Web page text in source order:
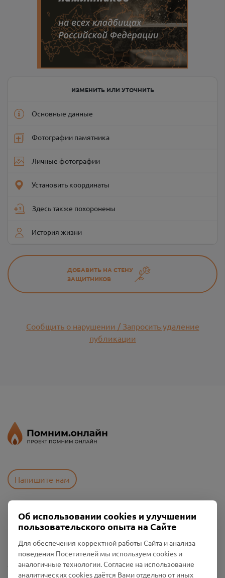
ИЗМЕНИТЬ ИЛИ УТОЧНИТЬ
Основные данные
Фотографии памятника
Личные фотографии
Установить координаты
Здесь также похоронены
История жизни
ДОБАВИТЬ НА СТЕНУ
ЗАЩИТНИКОВ
Сообщить о нарушении / Запросить удаление
публикации
Напишите нам
Пользовательское соглашение
Политика конфиденциальности
Промо-материалы
Настройки cookies
Об использовании cookies и улучшении
пользовательского опыта на Сайте
Для обеспечения корректной работы Сайта и анализа
поведения Посетителей мы используем cookies и
аналогичные технологии. Согласие на использование
аналитических cookies даётся Вами отдельно от иных